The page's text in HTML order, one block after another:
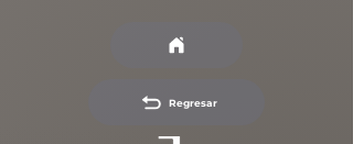
Regresar